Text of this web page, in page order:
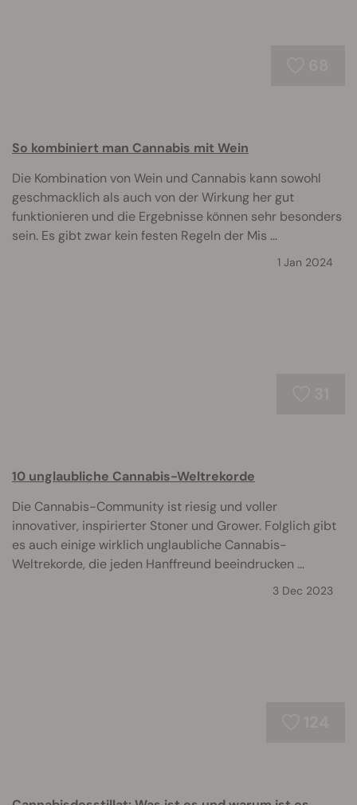
So kombiniert man Cannabis mit Wein
Die Kombination von Wein und Cannabis kann sowohl
geschmacklich als auch von der Wirkung her gut
funktionieren und die Ergebnisse können sehr besonders
sein. Es gibt zwar kein festen Regeln der Mis ...
1 Jan 2024
10 unglaubliche Cannabis-Weltrekorde
Die Cannabis-Community ist riesig und voller
innovativer, inspirierter Stoner und Grower. Folglich gibt
es auch einige wirklich unglaubliche Cannabis-
Weltrekorde, die jeden Hanffreund beeindrucken ...
3 Dec 2023